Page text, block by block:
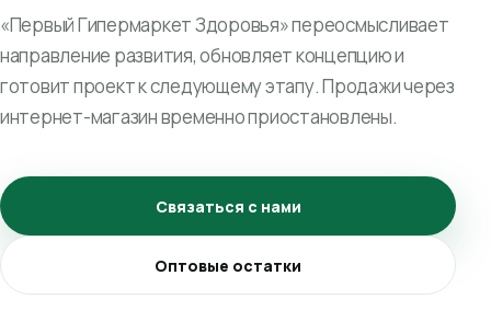
«Первый Гипермаркет Здоровья» переосмысливает
направление развития, обновляет концепцию и
готовит проект к следующему этапу. Продажи через
интернет-магазин временно приостановлены.
Связаться с нами
Оптовые остатки